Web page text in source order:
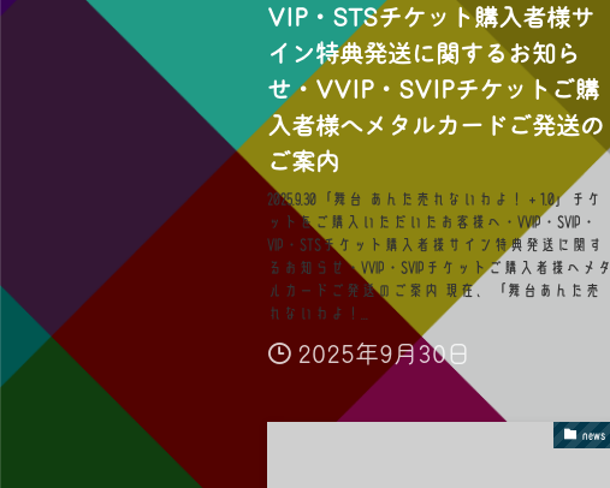
VIP・STSチケット購入者様サ
イン特典発送に関するお知ら
せ・VVIP・SVIPチケットご購
入者様へメタルカードご発送の
ご案内
2025.9.30「舞台 あんた売れないわよ！＋1.0」チケ
ットをご購入いただいたお客様へ・VVIP・SVIP・
VIP・STSチケット購入者様サイン特典発送に関す
るお知らせ・VVIP・SVIPチケットご購入者様へメタ
ルカードご発送のご案内 現在、「舞台あんた売
れないわよ！...
2025年9月30日
news